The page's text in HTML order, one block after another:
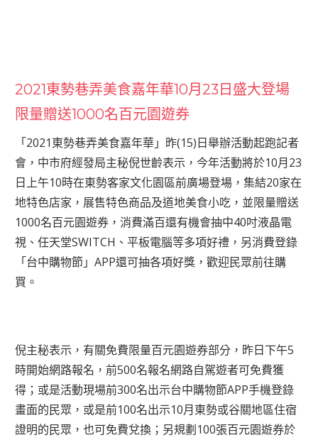
2021東勢巷弄美食嘉年華10月23日盛大登場
限量贈送1000名百元園遊券
「2021東勢巷弄美食嘉年華」昨(15)日舉辦活動起跑記者
會，中市府經發局主秘倪世齡表示，今年活動將於10月23
日上午10時在東勢客家文化園區前廣場登場，集結20家在
地特色店家，展售特色商品及道地美食小吃，並限量贈送
1000名百元園遊券，消費滿百還有機會抽中40吋液晶電
視、任天堂SWITCH、平板電腦等多項好禮，另消費登錄
「台中購物節」APP還可抽各項好獎，歡迎民眾前往購
買。
倪主秘表示，有關免費限量百元園遊券部分，昨日下午5
時開始網路報名，前500名報名網路自駕遊者可免費獲
得；或是活動現場前300名出示台中購物節APP手機登錄
畫面的民眾，或是前100名出示10月東勢或谷關地區住宿
證明的民眾，也可免費兌換；另規劃100張百元園遊券於